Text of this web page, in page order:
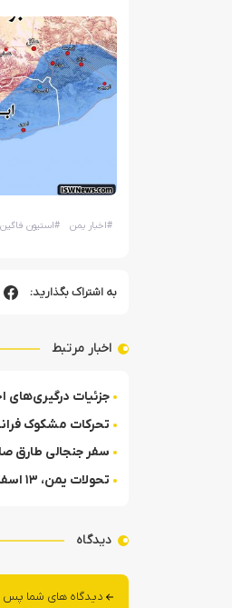
#اخبار یمن #استیون فاگین
به اشتراک بگذارید:
اخبار مرتبط
جزئیات درگیری‌های
تحرکات مشکوک
سفر جنجالی طارق
تحولات یمن، ۱۳ اسفند ۱۴۰۱
دیدگاه
دیدگاه های شما پس